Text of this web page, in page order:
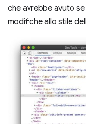
che avrebbe avuto
modifiche allo stile